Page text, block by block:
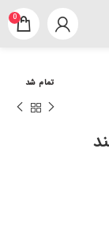
0
تمام شد